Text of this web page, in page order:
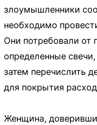
злоумышленники
необходимо
Они потребовали от
определенные
затем перечислить
для покрытия
Женщина,